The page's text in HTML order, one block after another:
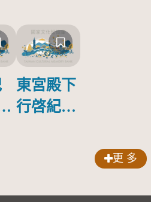
東宮殿下
行啓紀念
更 多